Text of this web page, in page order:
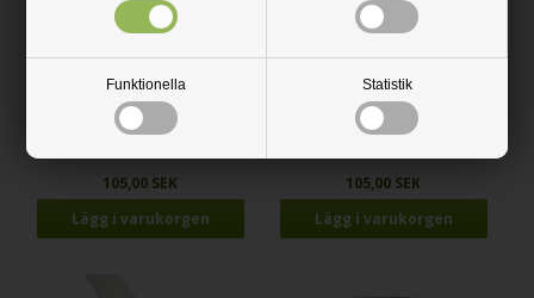
Funktionella Statistik
Lönn Faner Kantband Med Lim
på baksidan
105,00 SEK
Bokfaner Kantband Med Lim
på baksidan
105,00 SEK